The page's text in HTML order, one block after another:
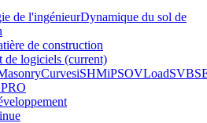
de l'ingénieurDynamique du sol de
de construction
de logiciels (current)
iSHMiPSOVLoadSVBS